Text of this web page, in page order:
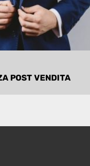
immobili con un
costante.
POST VENDITA